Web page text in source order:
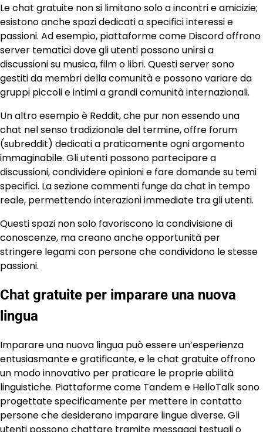
Le chat gratuite non si limitano solo a incontri e amicizie;
esistono anche spazi dedicati a specifici interessi e
passioni. Ad esempio, piattaforme come Discord offrono
server tematici dove gli utenti possono unirsi a
discussioni su musica, film o libri. Questi server sono
gestiti da membri della comunità e possono variare da
gruppi piccoli e intimi a grandi comunità internazionali.
Un altro esempio è Reddit, che pur non essendo una
chat nel senso tradizionale del termine, offre forum
(subreddit) dedicati a praticamente ogni argomento
immaginabile. Gli utenti possono partecipare a
discussioni, condividere opinioni e fare domande su temi
specifici. La sezione commenti funge da chat in tempo
reale, permettendo interazioni immediate tra gli utenti.
Questi spazi non solo favoriscono la condivisione di
conoscenze, ma creano anche opportunità per
stringere legami con persone che condividono le stesse
passioni.
Chat gratuite per imparare una nuova
lingua
Imparare una nuova lingua può essere un’esperienza
entusiasmante e gratificante, e le chat gratuite offrono
un modo innovativo per praticare le proprie abilità
linguistiche. Piattaforme come Tandem e HelloTalk sono
progettate specificamente per mettere in contatto
persone che desiderano imparare lingue diverse. Gli